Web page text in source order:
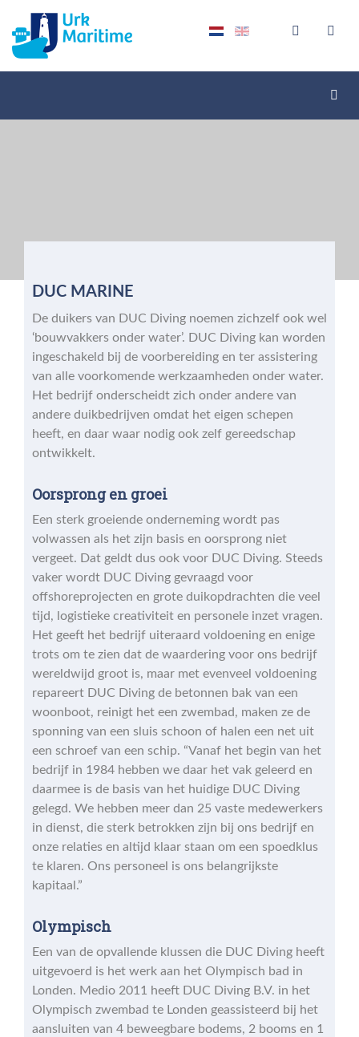
DUC MARINE
De duikers van DUC Diving noemen zichzelf ook wel
‘bouwvakkers onder water’. DUC Diving kan worden
ingeschakeld bij de voorbereiding en ter assistering
van alle voorkomende werkzaamheden onder water.
Het bedrijf onderscheidt zich onder andere van
andere duikbedrijven omdat het eigen schepen
heeft, en daar waar nodig ook zelf gereedschap
ontwikkelt.
Oorsprong en groei
Een sterk groeiende onderneming wordt pas
volwassen als het zijn basis en oorsprong niet
vergeet. Dat geldt dus ook voor DUC Diving. Steeds
vaker wordt DUC Diving gevraagd voor
offshoreprojecten en grote duikopdrachten die veel
tijd, logistieke creativiteit en personele inzet vragen.
Het geeft het bedrijf uiteraard voldoening en enige
trots om te zien dat de waardering voor ons bedrijf
wereldwijd groot is, maar met evenveel voldoening
repareert DUC Diving de betonnen bak van een
woonboot, reinigt het een zwembad, maken ze de
sponning van een sluis schoon of halen een net uit
een schroef van een schip. “Vanaf het begin van het
bedrijf in 1984 hebben we daar het vak geleerd en
daarmee is de basis van het huidige DUC Diving
gelegd. We hebben meer dan 25 vaste medewerkers
in dienst, die sterk betrokken zijn bij ons bedrijf en
onze relaties en altijd klaar staan om een spoedklus
te klaren. Ons personeel is ons belangrijkste
kapitaal.”
Olympisch
Een van de opvallende klussen die DUC Diving heeft
uitgevoerd is het werk aan het Olympisch bad in
Londen. Medio 2011 heeft DUC Diving B.V. in het
Olympisch zwembad te Londen geassisteerd bij het
aansluiten van 4 beweegbare bodems, 2 booms en 1